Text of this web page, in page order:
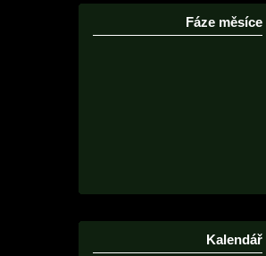
Fáze měsíce
Kalendář